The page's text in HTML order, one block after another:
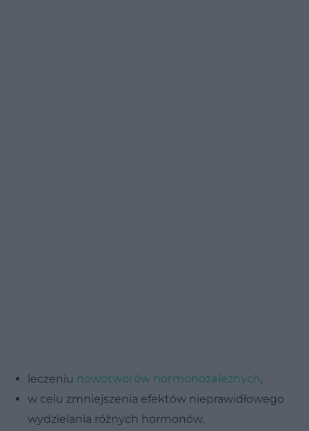
leczeniu nowotworów hormonozależnych,
w celu zmniejszenia efektów nieprawidłowego
wydzielania różnych hormonów,